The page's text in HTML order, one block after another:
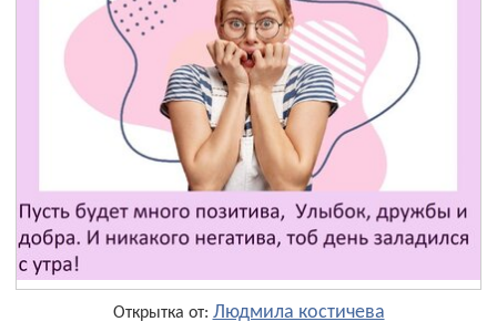
Открытка от: Людмила костичева